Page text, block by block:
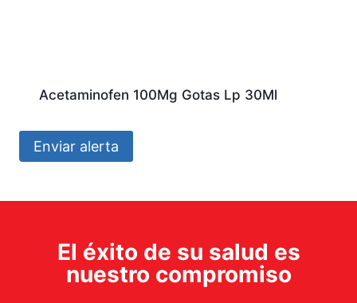
Acetaminofen 100Mg Gotas Lp 30Ml
Enviar alerta
El éxito de su salud es
nuestro compromiso